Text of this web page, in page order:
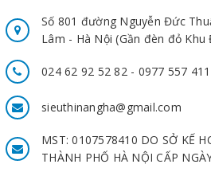
Số 801 đường Nguyễn Đức
Lâm - Hà Nội (Gần đèn đỏ
024 62 92 52 82 - 0977 557 411
sieuthinangha@gmail.com
MST: 0107578410 DO SỞ KẾ
THÀNH PHỐ HÀ NỘI CẤP